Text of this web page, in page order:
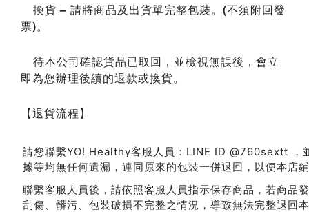
換貨 – 請將商品及出貨單完整包裝。 (不須附回發
票)。
待本公司確認貨品已取回，並檢視無誤後，會立
即為您辦理後續的退款或換貨。
【退貨流程】
請您聯繫YO! Healthy客服人員：LINE ID @760sextt ，
據等均無任何遺漏，連同原來的包裝一併退回，以便本店
聯繫客服人員後，請依照客服人員指示保存商品，若商品
刮傷、髒污、包裝破損不完整之情況，導致無法完整退回